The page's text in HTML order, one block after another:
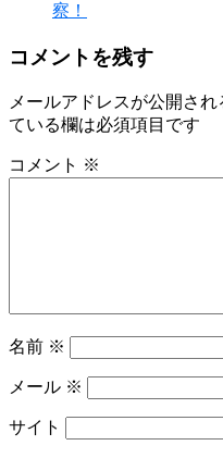
察！
コメントを残す
メールアドレスが公開され
ている欄は必須項目です
コメント ※
名前 ※
メール ※
サイト